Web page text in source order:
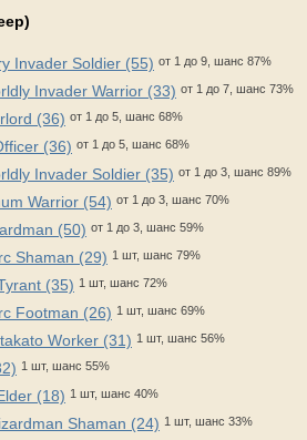
Invader Soldier (55) от 1 до 9, шанс 87%
Invader Warrior (33) от 1 до 7, шанс 73%
(36) от 1 до 5, шанс 68%
(36) от 1 до 5, шанс 68%
Invader Soldier (35) от 1 до 3, шанс 89%
Warrior (54) от 1 до 3, шанс 70%
(50) от 1 до 3, шанс 59%
Shaman (29) 1 шт, шанс 79%
(35) 1 шт, шанс 72%
Footman (26) 1 шт, шанс 69%
Worker (31) 1 шт, шанс 56%
1 шт, шанс 55%
(18) 1 шт, шанс 40%
Shaman (24) 1 шт, шанс 33%